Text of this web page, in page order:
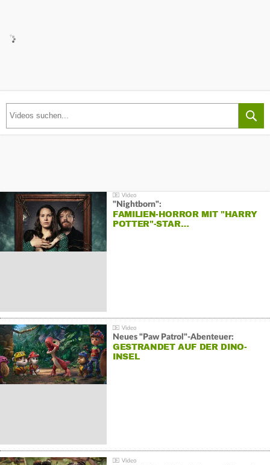
"Nightborn":
FAMILIEN-HORROR MIT "HARRY
POTTER"-STAR…
Neues "Paw Patrol"-Abenteuer:
GESTRANDET AUF DER DINO-
INSEL